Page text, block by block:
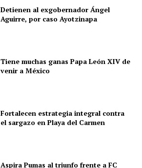
Detienen al exgobernador Ángel
Aguirre, por caso Ayotzinapa
Tiene muchas ganas Papa León XIV de
venir a México
Fortalecen estrategia integral contra
el sargazo en Playa del Carmen
Aspira Pumas al triunfo frente a FC